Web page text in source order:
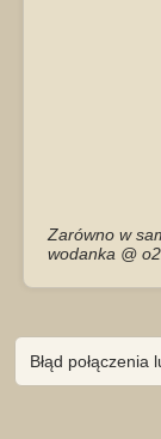
Zarówno w
wodanka @
Błąd